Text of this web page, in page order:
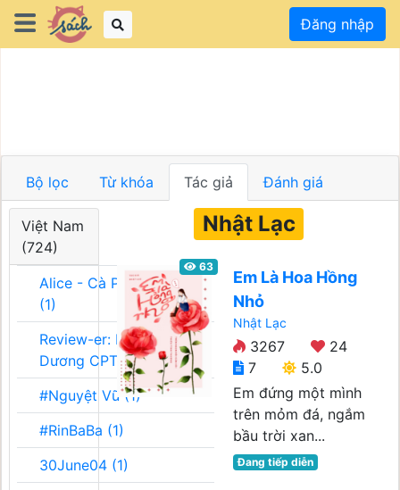
Đăng nhập
Bộ lọc Từ khóa Tác giả Đánh giá
Việt Nam
(724)
Alice - Cà Phê Team
(1)
Review-er: Dương
Dương CPT (1)
#Nguyệt Vũ (1)
#RinBaBa (1)
30June04 (1)
Nhật Lạc
63
Em Là Hoa Hồng
Nhỏ
Nhật Lạc
3267
24
7
5.0
Em đứng một mình
trên mỏm đá, ngắm
bầu trời xan...
Đang tiếp diễn